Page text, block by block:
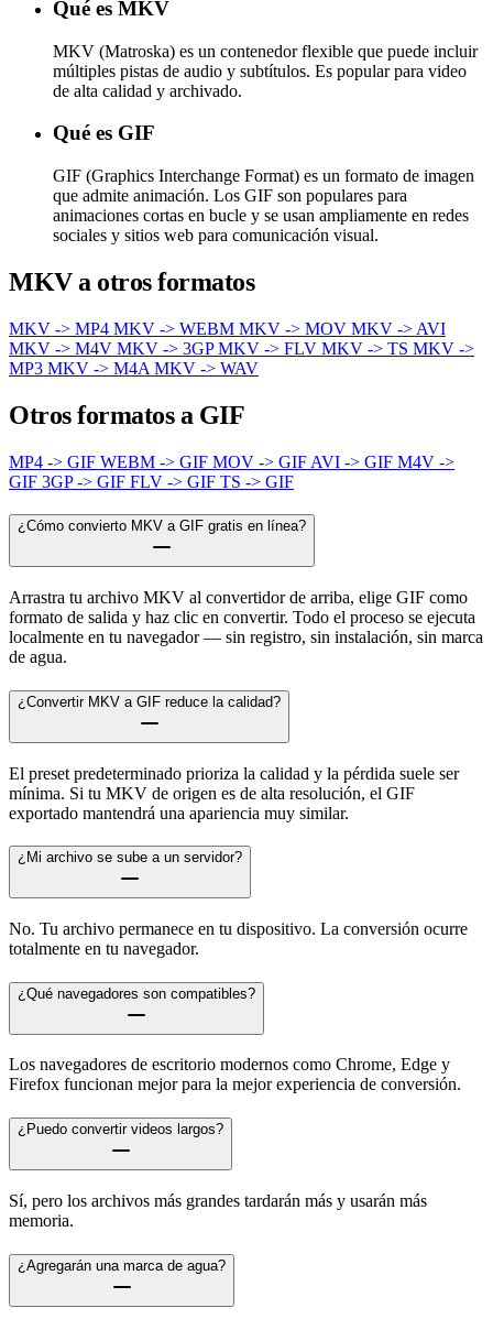
Qué es MKV
MKV (Matroska) es un contenedor flexible que puede incluir
múltiples pistas de audio y subtítulos. Es popular para video
de alta calidad y archivado.
Qué es GIF
GIF (Graphics Interchange Format) es un formato de imagen
que admite animación. Los GIF son populares para
animaciones cortas en bucle y se usan ampliamente en redes
sociales y sitios web para comunicación visual.
MKV a otros formatos
MKV -> MP4 MKV -> WEBM MKV -> MOV MKV -> AVI
MKV -> M4V MKV -> 3GPMKV -> FLV MKV -> TS MKV ->
MP3 MKV -> M4A MKV -> WAV
Otros formatos a GIF
MP4 -> GIF WEBM -> GIF MOV -> GIF AVI -> GIF M4V ->
GIF 3GP -> GIF FLV -> GIF TS -> GIF
¿Cómo convierto MKV a GIF gratis en línea?
Arrastra tu archivo MKV al convertidor de arriba, elige GIF como
formato de salida y haz clic en convertir. Todo el proceso se ejecuta
localmente en tu navegador — sin registro, sin instalación, sin marca
de agua.
¿Convertir MKV a GIF reduce la calidad?
El preset predeterminado prioriza la calidad y la pérdida suele ser
mínima. Si tu MKV de origen es de alta resolución, el GIF
exportado mantendrá una apariencia muy similar.
¿Mi archivo se sube a un servidor?
No. Tu archivo permanece en tu dispositivo. La conversión ocurre
totalmente en tu navegador.
¿Qué navegadores son compatibles?
Los navegadores de escritorio modernos como Chrome, Edge y
Firefox funcionan mejor para la mejor experiencia de conversión.
¿Puedo convertir videos largos?
Sí, pero los archivos más grandes tardarán más y usarán más
memoria.
¿Agregarán una marca de agua?